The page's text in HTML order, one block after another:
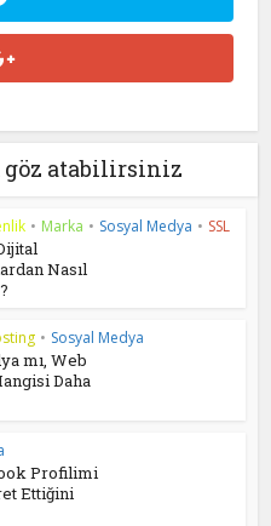
göz atabilirsiniz
• Marka • Sosyal Medya • SSL
Nasıl
• Sosyal Medya
mı, Web
Daha
Profilimi
Ettiğini